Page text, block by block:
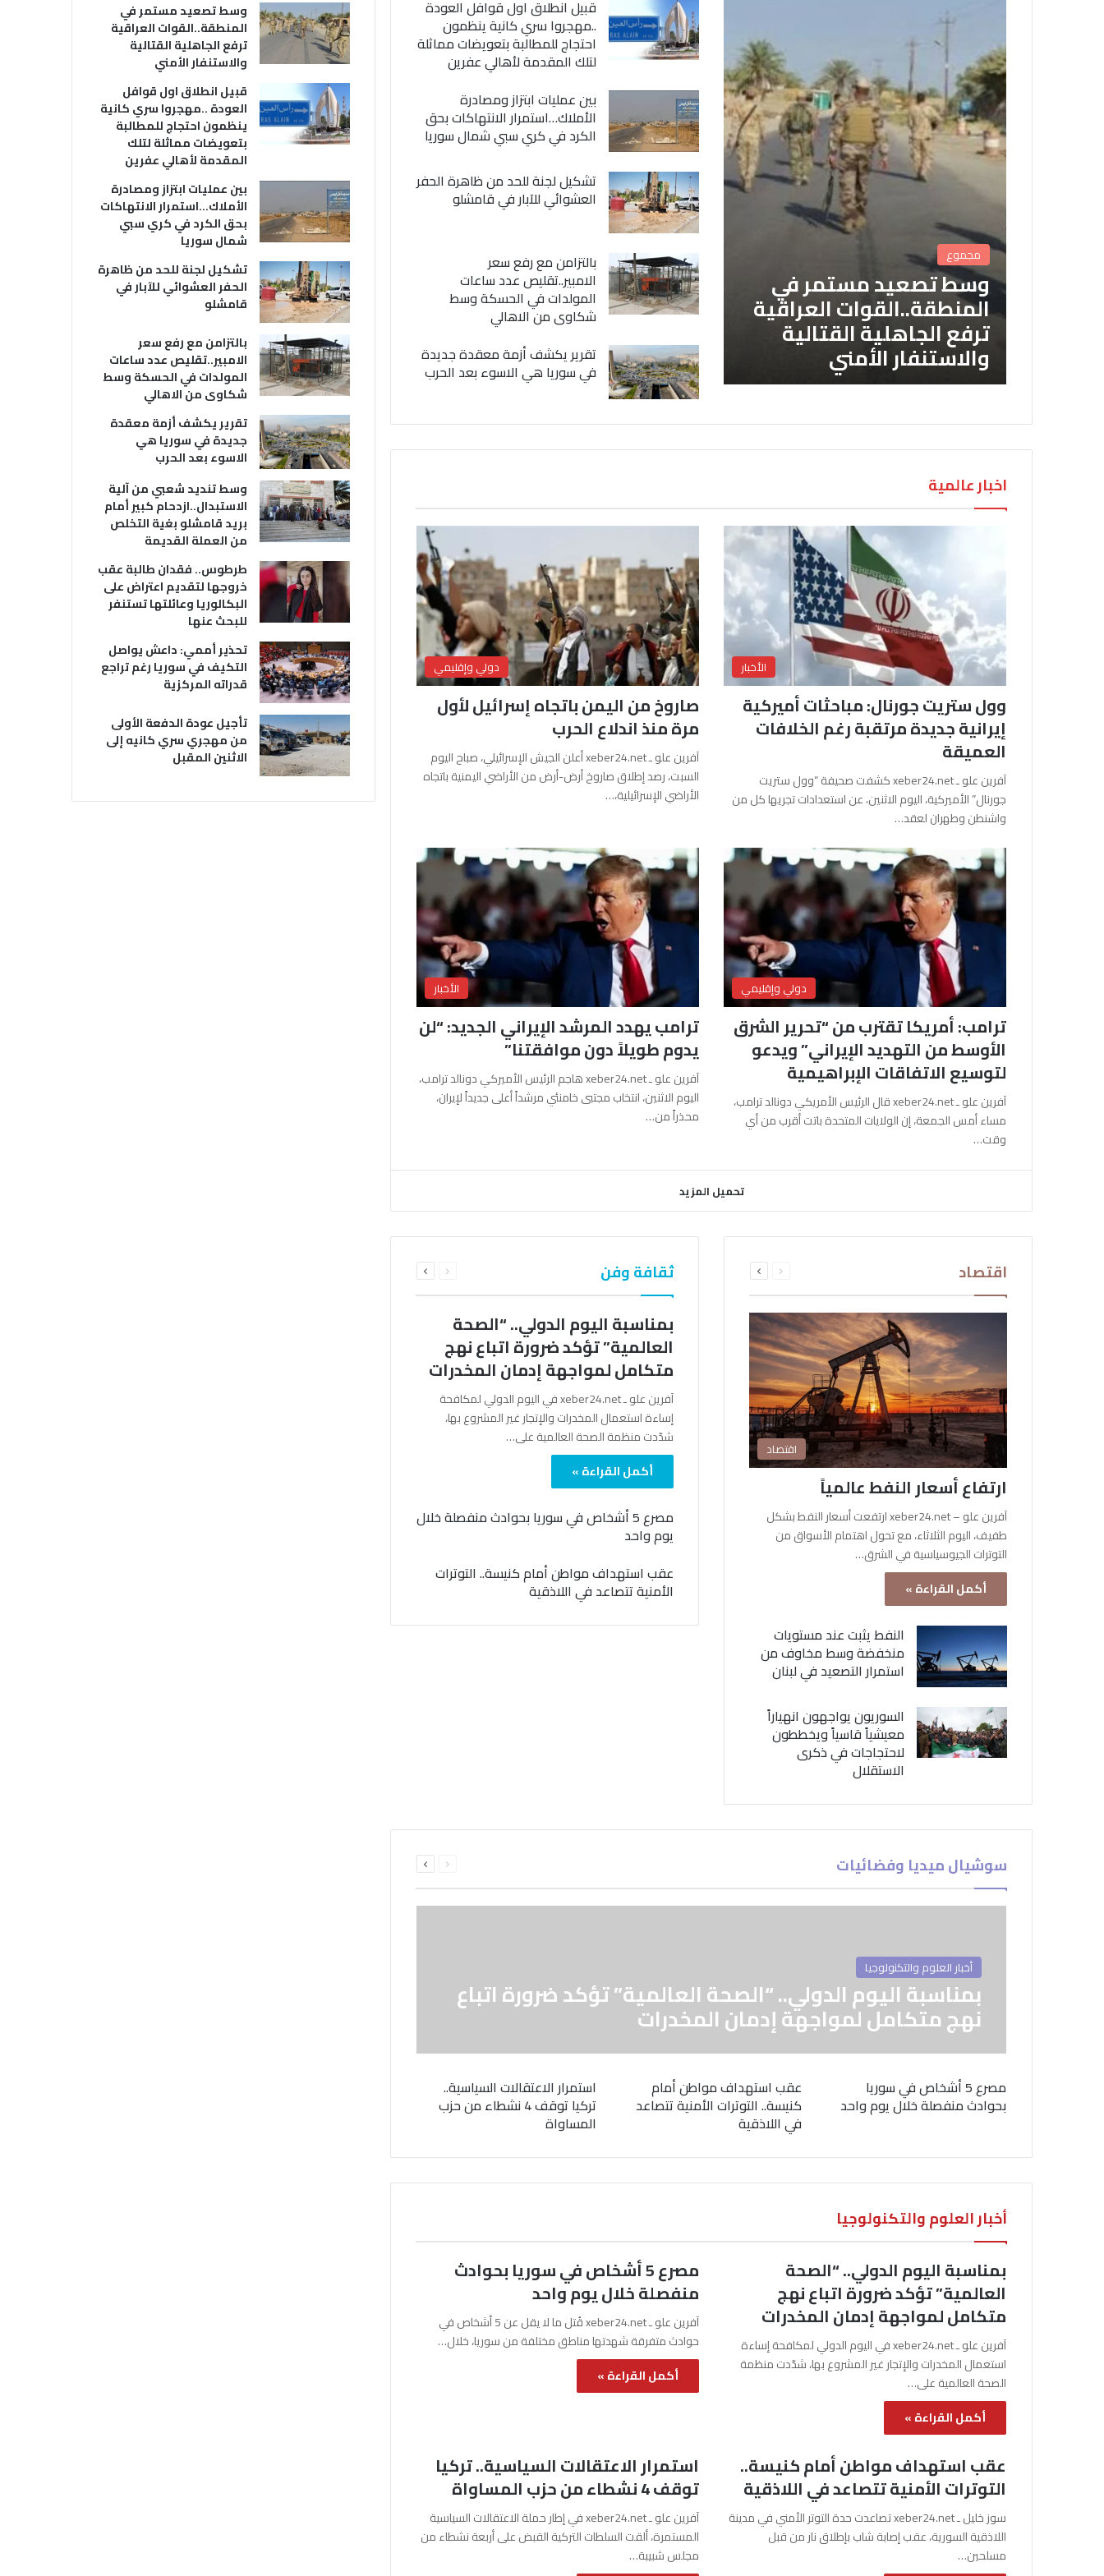
مجموع
وسط تصعيد مستمر في
المنطقة..القوات العراقية
ترفع الجاهلية القتالية
والاستنفار الأمني
قبيل انطلاق اول قوافل العودة
..مهجروا سري كانية ينظمون
احتجاج للمطالبة بتعويضات مماثلة
لتلك المقدمة لأهالي عفرين
بين عمليات ابتزاز ومصادرة
الأملاك…استمرار الانتهاكات بحق
الكرد في كري سبي شمال سوريا
تشكيل لجنة للحد من ظاهرة الحفر
العشوائي للآبار في قامشلو
بالتزامن مع رفع سعر
الامبير..تقليص عدد ساعات
المولدات في الحسكة وسط
شكاوى من الاهالي
تقرير يكشف أزمة معقدة جديدة
في سوريا هي الاسوء بعد الحرب
اخبار عالمية
الأخبار
وول ستريت جورنال: مباحثات أميركية
إيرانية جديدة مرتقبة رغم الخلافات
العميقة
آفرين علو ـ xeber24.net كشفت صحيفة “وول ستريت
جورنال” الأميركية، اليوم الاثنين، عن استعدادات تجريها كل من
واشنطن وطهران لعقد…
دولي وإقليمي
صاروخ من اليمن باتجاه إسرائيل لأول
مرة منذ اندلاع الحرب
آفرين علو ـ xeber24.net أعلن الجيش الإسرائيلي، صباح اليوم
السبت، رصد إطلاق صاروخ أرض-أرض من الأراضي اليمنية باتجاه
الأراضي الإسرائيلية،…
دولي وإقليمي
ترامب: أمريكا تقترب من “تحرير الشرق
الأوسط من التهديد الإيراني” ويدعو
لتوسيع الاتفاقات الإبراهيمية
آفرين علو ـ xeber24.net قال الرئيس الأمريكي دونالد ترامب،
مساء أمس الجمعة، إن الولايات المتحدة باتت أقرب من أي
وقت…
الأخبار
ترامب يهدد المرشد الإيراني الجديد: “لن
يدوم طويلاً دون موافقتنا”
آفرين علو ـ xeber24.net هاجم الرئيس الأميركي دونالد ترامب،
اليوم الاثنين، انتخاب مجتبى خامنئي مرشداً أعلى جديداً لإيران،
محذراً من…
تحميل المزيد
اقتصاد الصفحةالصفحة
اقتصاد
ارتفاع أسعار النفط عالمياً
آفرين علو – xeber24.net ارتفعت أسعار النفط بشكل
طفيف، اليوم الثلاثاء، مع تحول اهتمام الأسواق من
التوترات الجيوسياسية في الشرق…
أكمل القراءة »
النفط يثبت عند مستويات
منخفضة وسط مخاوف من
استمرار التصعيد في لبنان
السوريون يواجهون انهياراً
معيشياً قاسياً ويخططون
لاحتجاجات في ذكرى
الاستقلال
ثقافة وفن الصفحةالصفحة
بمناسبة اليوم الدولي.. “الصحة
العالمية” تؤكد ضرورة اتباع نهج
متكامل لمواجهة إدمان المخدرات
آفرين علو ـ xeber24.net في اليوم الدولي لمكافحة
إساءة استعمال المخدرات والإتجار غير المشروع بها،
شدّدت منظمة الصحة العالمية على…
أكمل القراءة »
مصرع 5 أشخاص في سوريا بحوادث منفصلة خلال
يوم واحد
عقب استهداف مواطن أمام كنيسة.. التوترات
الأمنية تتصاعد في اللاذقية
سوشيال ميديا وفضائيات الصفحةالصفحة
أخبار العلوم والتكنولوجيا
بمناسبة اليوم الدولي.. “الصحة العالمية” تؤكد ضرورة اتباع
نهج متكامل لمواجهة إدمان المخدرات
مصرع 5 أشخاص في سوريا
بحوادث منفصلة خلال يوم واحد
عقب استهداف مواطن أمام
كنيسة.. التوترات الأمنية تتصاعد
في اللاذقية
استمرار الاعتقالات السياسية..
تركيا توقف 4 نشطاء من حزب
المساواة
أخبار العلوم والتكنولوجيا
بمناسبة اليوم الدولي.. “الصحة
العالمية” تؤكد ضرورة اتباع نهج
متكامل لمواجهة إدمان المخدرات
آفرين علو ـ xeber24.net في اليوم الدولي لمكافحة إساءة
استعمال المخدرات والإتجار غير المشروع بها، شدّدت منظمة
الصحة العالمية على…
أكمل القراءة »
مصرع 5 أشخاص في سوريا بحوادث
منفصلة خلال يوم واحد
آفرين علو ـ xeber24.net قُتل ما لا يقل عن 5 أشخاص في
حوادث متفرقة شهدتها مناطق مختلفة من سوريا، خلال…
أكمل القراءة »
عقب استهداف مواطن أمام كنيسة..
التوترات الأمنية تتصاعد في اللاذقية
سوز خليل ـ xeber24.net تصاعدت حدة التوتر الأمني في مدينة
اللاذقية السورية، عقب إصابة شاب بإطلاق نار من قبل
مسلحين…
استمرار الاعتقالات السياسية.. تركيا
توقف 4 نشطاء من حزب المساواة
آفرين علو ـ xeber24.net في إطار حملة الاعتقالات السياسية
المستمرة، ألقت السلطات التركية القبض على أربعة نشطاء من
مجلس شبيبة…
وسط تصعيد مستمر في
المنطقة..القوات العراقية
ترفع الجاهلية القتالية
والاستنفار الأمني
قبيل انطلاق اول قوافل
العودة ..مهجروا سري كانية
ينظمون احتجاج للمطالبة
بتعويضات مماثلة لتلك
المقدمة لأهالي عفرين
بين عمليات ابتزاز ومصادرة
الأملاك…استمرار الانتهاكات
بحق الكرد في كري سبي
شمال سوريا
تشكيل لجنة للحد من ظاهرة
الحفر العشوائي للآبار في
قامشلو
بالتزامن مع رفع سعر
الامبير..تقليص عدد ساعات
المولدات في الحسكة وسط
شكاوى من الاهالي
تقرير يكشف أزمة معقدة
جديدة في سوريا هي
الاسوء بعد الحرب
وسط تنديد شعبي من آلية
الاستبدال..ازدحام كبير أمام
بريد قامشلو بغية التخلص
من العملة القديمة
طرطوس.. فقدان طالبة عقب
خروجها لتقديم اعتراض على
البكالوريا وعائلتها تستنفر
للبحث عنها
تحذير أممي: داعش يواصل
التكيف في سوريا رغم تراجع
قدراته المركزية
تأجيل عودة الدفعة الأولى
من مهجري سري كانيه إلى
الاثنين المقبل